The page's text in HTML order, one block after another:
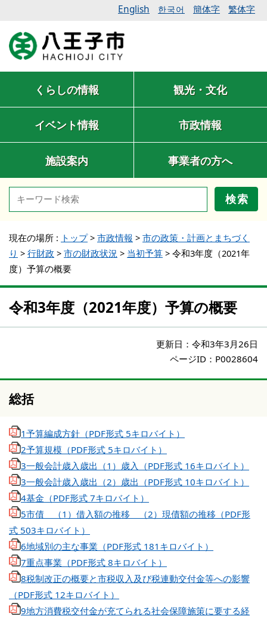
English 한국어 簡体字 繁体字
くらしの情報 観光・文化
イベント情報 市政情報
施設案内 事業者の方へ
検索
現在の場所 : トップ> 市政情報 > 市の政策・計画とまちづく
り > 行財政 > 市の財政状況 > 当初予算 > 令和3年度（2021年
度）予算の概要
令和3年度（2021年度）予算の概要
更新日： 令和3年3月26日
ページID：P0028604
総括
1予算編成方針（PDF形式 5キロバイト）
2予算規模（PDF形式 5キロバイト）
3一般会計歳入歳出（1）歳入（PDF形式 16キロバイト）
3一般会計歳入歳出（2）歳出（PDF形式 10キロバイト）
4基金（PDF形式 7キロバイト）
5市債 （1）借入額の推移 （2）現債額の推移（PDF形
式 503キロバイト）
6地域別の主な事業（PDF形式 181キロバイト）
7重点事業（PDF形式 8キロバイト）
8税制改正の概要と市税収入及び税連動交付金等への影響
（PDF形式 12キロバイト）
9地方消費税交付金が充てられる社会保障施策に要する経